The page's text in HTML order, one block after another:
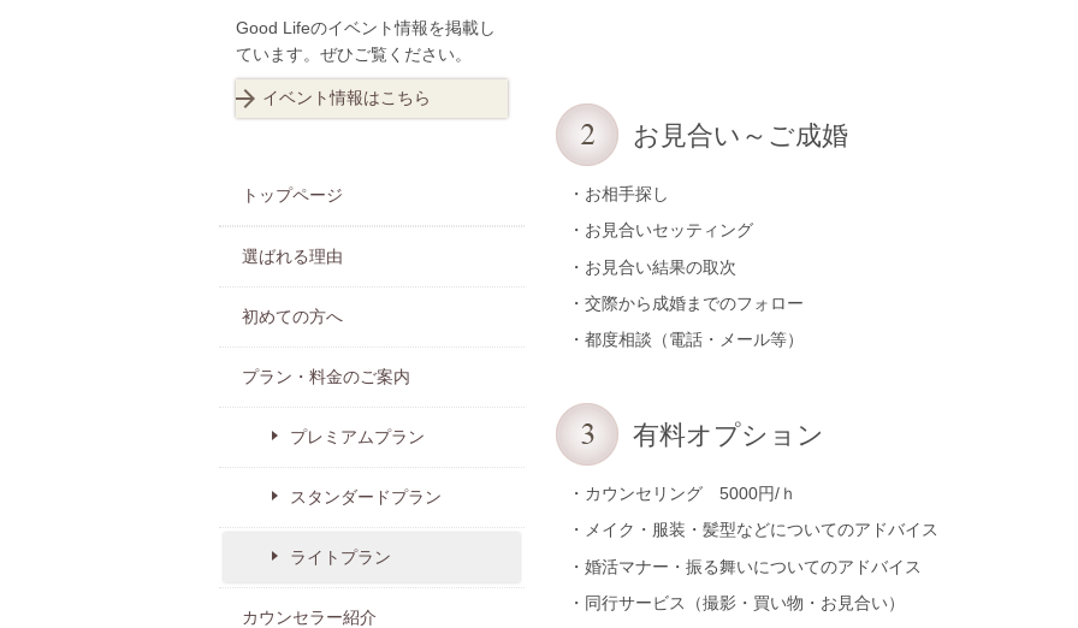
お見合い～ご成婚
・お相手探し
・お見合いセッティング
・お見合い結果の取次
・交際から成婚までのフォロー
・都度相談（電話・メール等）
有料オプション
・カウンセリング 5000円/ｈ
・メイク・服装・髪型などについてのアドバイス
・婚活マナー・振る舞いについてのアドバイス
・同行サービス（撮影・買い物・お見合い）
Good Lifeのイベント情報を掲載し
ています。ぜひご覧ください。
イベント情報はこちら
トップページ
選ばれる理由
初めての方へ
プラン・料金のご案内
プレミアムプラン
スタンダードプラン
ライトプラン
カウンセラー紹介